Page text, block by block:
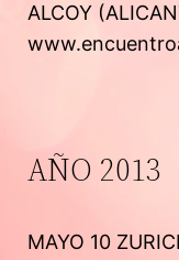
ALCOY
AÑO 2013
MAYO 10